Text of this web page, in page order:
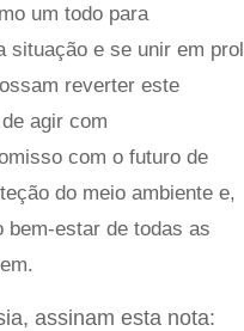
um todo para
situação e se unir em prol
reverter este
agir com
com o futuro de
do meio ambiente e,
bem-estar de todas as
assinam esta nota: